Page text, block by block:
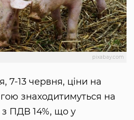
pixabay.com
7-13 червня, ціни на
знаходитимуться на
з ПДВ 14%, що у